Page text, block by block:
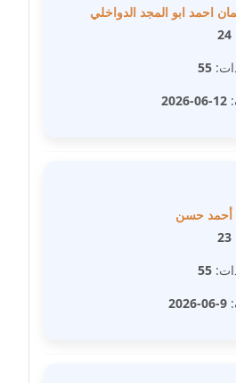
عبد الرحيم (ماعت)
احمد ابو المجد الدواخلي
24
55
12-06-2026
أحمد حسن
23
55
9-06-2026